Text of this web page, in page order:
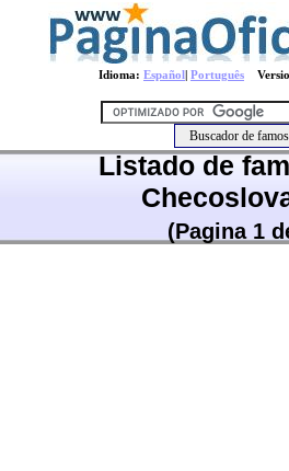
Idioma: Español| Português
Listado de
(Pagina 1